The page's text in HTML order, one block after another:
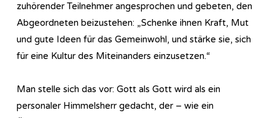
zuhörender Teilnehmer angesprochen und gebeten, den
Abgeordneten beizustehen: „Schenke ihnen Kraft, Mut
und gute Ideen für das Gemeinwohl, und stärke sie, sich
für eine Kultur des Miteinanders einzusetzen.“
Man stelle sich das vor: Gott als Gott wird als ein
personaler Himmelsherr gedacht, der – wie ein